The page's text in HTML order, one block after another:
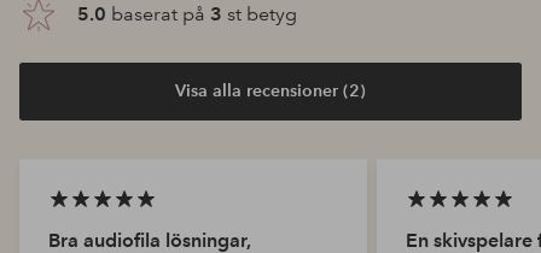
5.0 baserat på 3 st betyg
Visa alla recensioner (2)
Bra audiofila lösningar,
En